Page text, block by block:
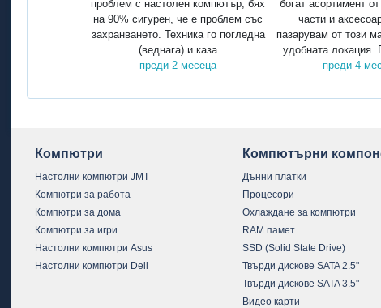
проблем с настолен компютър, бях
на 90% сигурен, че е проблем със
захранването. Техника го погледна
(веднага) и каза
преди 2 месеца
богат асортимент
части и
пазарувам от този
удобната локация.
преди 4
Компютри
Настолни компютри JMT
Компютри за работа
Компютри за дома
Компютри за игри
Настолни компютри Asus
Настолни компютри Dell
Компютърни
Дънни платки
Процесори
Охлаждане за компютри
RAM памет
SSD (Solid State Drive)
Твърди дискове SATA 2.5"
Твърди дискове SATA 3.5"
Видео карти